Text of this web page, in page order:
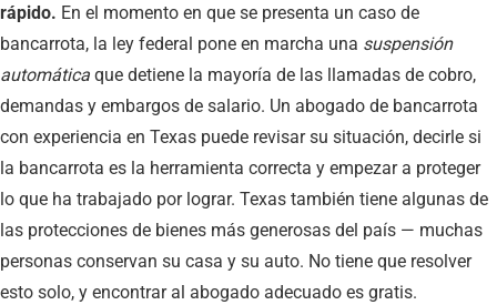
rápido. En el momento en que se presenta un caso de
bancarrota, la ley federal pone en marcha una suspensión
automática que detiene la mayoría de las llamadas de cobro,
demandas y embargos de salario. Un abogado de bancarrota
con experiencia en Texas puede revisar su situación, decirle si
la bancarrota es la herramienta correcta y empezar a proteger
lo que ha trabajado por lograr. Texas también tiene algunas de
las protecciones de bienes más generosas del país — muchas
personas conservan su casa y su auto. No tiene que resolver
esto solo, y encontrar al abogado adecuado es gratis.